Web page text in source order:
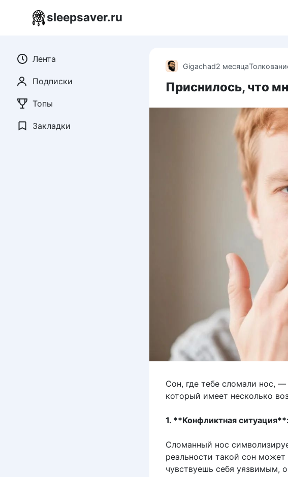
sleepsaver.ru
Gigachad2 месяца
Приснилось, что
Сон, где тебе сломали нос,
который имеет несколько
1. **Конфликтная ситуация**:
Сломанный нос
реальности такой сон может
чувствуешь себя уязвимым,
Лента
Подписки
Топы
Закладки